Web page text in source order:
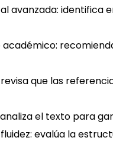
avanzada: identifica
académico:
que las
el texto para
evalúa la